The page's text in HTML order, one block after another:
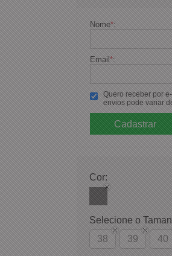
Nome*:
Email*:
Quero receber por
envios pode variar
Cor:
Selecione o
38
39 40